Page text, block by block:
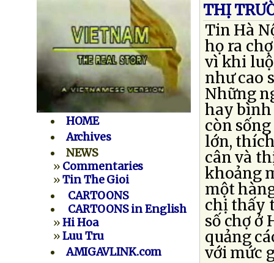
HOME
Archives
NEWS
» Commentaries
»Tin The Gioi
CARTOONS
CARTOONS in English
»Hi Hoa
»Luu Tru
AMIGAVLINK.com
THỊ
Tin Hà
họ ra
vì khi
như cao
Những
hay bình
còn
lớn,
cân và
khoảng
một
chị thấy
số chợ ở
quảng
với mức